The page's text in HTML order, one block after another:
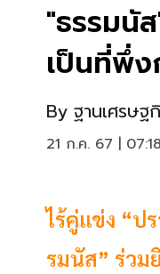
"ธรรมนั
เป็นที่พึ่ง
By ฐานเศรษฐ
21 ก.ค. 67 |
ไร้คู่แข่ง “ป
รมนัส” ร่วม